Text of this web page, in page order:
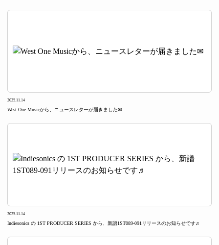
2025.11.14
West One Musicから、ニュースレターが届きました✉
2025.11.14
Indiesonics の 1ST PRODUCER SERIES から、新譜1ST089-091リリースのお知らせです♬